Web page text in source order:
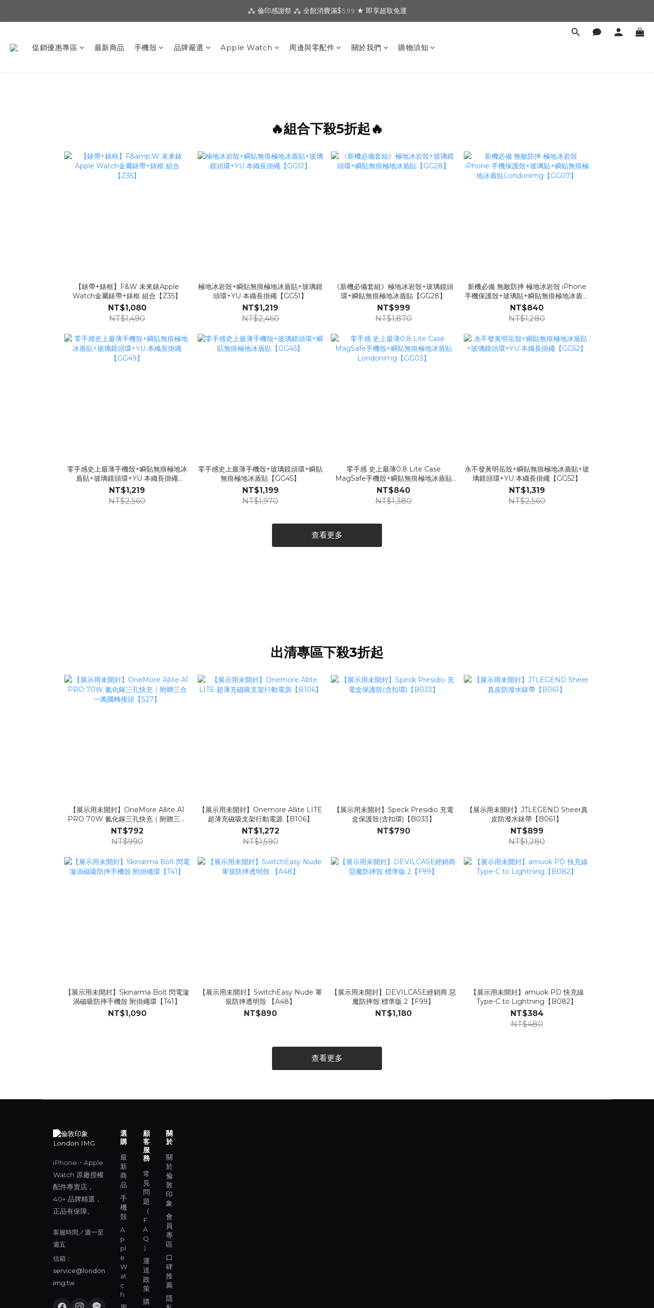
⁂ 倫印感謝祭 ⁂ 全館消費滿$𝟻𝟿𝟿 ★ 即享超取免運
促銷優惠專區 最新商品 手機殼 品牌嚴選 Apple Watch 周邊與零配件 關於我們 購物須知
🔥組合下殺5折起🔥
【錶帶+錶框】F&W 未來錶Apple
Watch金屬錶帶+錶框 組合【Z35】
NT$1,080
NT$1,490
極地冰岩殼+瞬貼無痕極地冰盾貼+玻璃鏡
頭環+YU 本織長掛繩【GG51】
NT$1,219
NT$2,460
《新機必備套組》極地冰岩殼+玻璃鏡頭
環+瞬貼無痕極地冰盾貼【GG28】
NT$999
NT$1,870
新機必備 無敵防摔 極地冰岩殼 iPhone
手機保護殼+玻璃貼+瞬貼無痕極地冰盾貼
Londonimg【GG07】
NT$840
NT$1,280
零手感史上最薄手機殼+瞬貼無痕極地冰
盾貼+玻璃鏡頭環+YU 本織長掛繩
【GG49】
NT$1,219
NT$2,560
零手感史上最薄手機殼+玻璃鏡頭環+瞬貼
無痕極地冰盾貼【GG45】
NT$1,199
NT$1,970
零手感 史上最薄0.8 Lite Case
MagSafe手機殼+瞬貼無痕極地冰盾貼
Londonimg【GG03】
NT$840
NT$1,380
永不發黃明岳殼+瞬貼無痕極地冰盾貼+玻
璃鏡頭環+YU 本織長掛繩【GG52】
NT$1,319
NT$2,560
查看更多
出清專區下殺3折起
【展示用未開封】OneMore Allite A1
PRO 70W 氮化鎵三孔快充｜附贈三合
一萬國轉接頭【S27】
NT$792
NT$990
【展示用未開封】Onemore Allite LITE
超薄充磁吸支架行動電源【B106】
NT$1,272
NT$1,590
【展示用未開封】Speck Presidio 充電
盒保護殼(含扣環)【B033】
NT$790
【展示用未開封】JTLEGEND Sheer真
皮防潑水錶帶【B061】
NT$899
NT$1,280
【展示用未開封】Skinarma Bolt 閃電漩
渦磁吸防摔手機殼 附掛繩環【T41】
NT$1,090
【展示用未開封】SwitchEasy Nude 軍
規防摔透明殼 【A48】
NT$890
【展示用未開封】DEVILCASE經銷商 惡
魔防摔殼 標準版 2【F99】
NT$1,180
【展示用未開封】amuok PD 快充線
Type-C to Lightning【B082】
NT$384
NT$480
查看更多
iPhone・Apple
Watch 原廠授權
配件專賣店，
40+ 品牌精選，
正品有保障。
客服時間／週一至
週五
信箱：
service@london
img.tw
選
購
最
新
商
品
手
機
殼
A
p
pl
e
W
at
c
h
顧
客
服
務
常
見
問
題
（
F
A
Q
）
運
送
政
策
購
關
於
關
於
倫
敦
印
象
會
員
專
區
口
碑
推
薦
隱